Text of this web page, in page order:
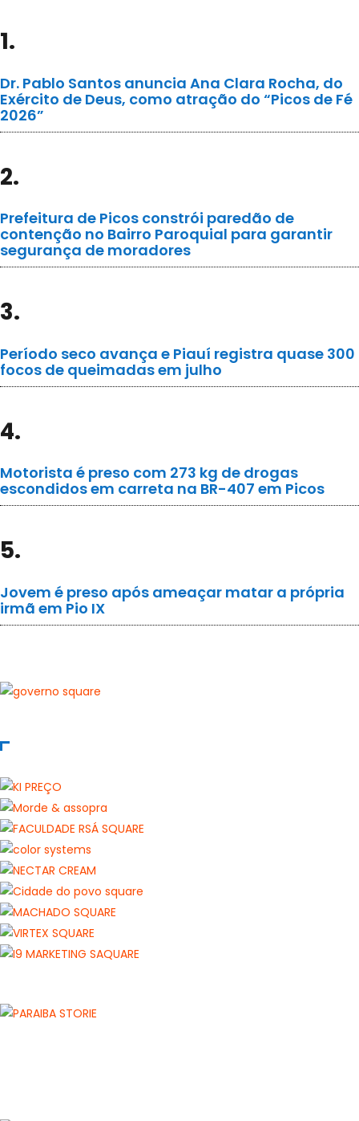
1.
Dr. Pablo Santos anuncia Ana Clara Rocha, do
Exército de Deus, como atração do “Picos de Fé
2026”
2.
Prefeitura de Picos constrói paredão de
contenção no Bairro Paroquial para garantir
segurança de moradores
3.
Período seco avança e Piauí registra quase 300
focos de queimadas em julho
4.
Motorista é preso com 273 kg de drogas
escondidos em carreta na BR-407 em Picos
5.
Jovem é preso após ameaçar matar a própria
irmã em Pio IX